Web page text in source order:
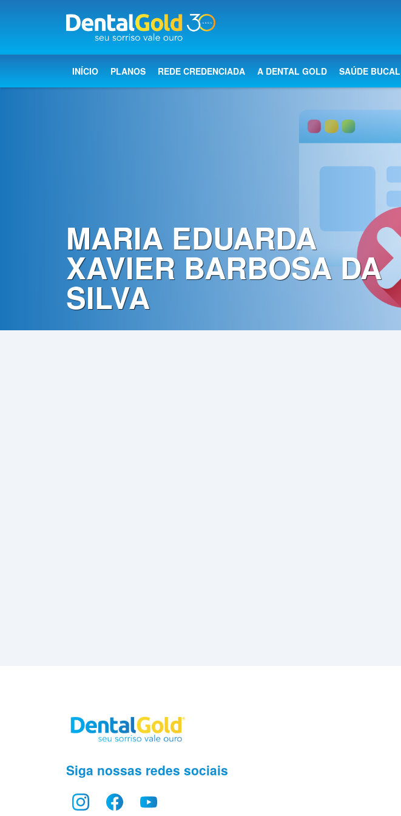
Início
Planos
Contato
de
INÍCIO PLANOS REDE CREDENCIADA A DENTAL GOLD SAÚDE BUCAL
MARIA EDUARDA
XAVIER BARBOSA DA
SILVA
Siga nossas redes sociais